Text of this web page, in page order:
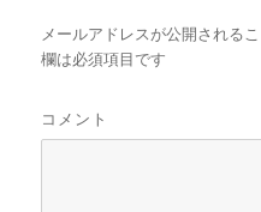
メールアドレスが公開されるこ
欄は必須項目です
コメント